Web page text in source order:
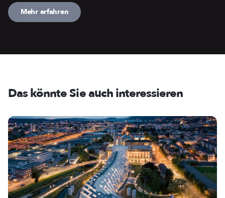
Mehr erfahren
Das könnte Sie auch interessieren